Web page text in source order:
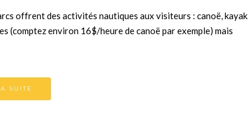
offrent des activités nautiques aux visiteurs : canoë, kayak,
(comptez environ 16$/heure de canoë par exemple) mais
SUITE